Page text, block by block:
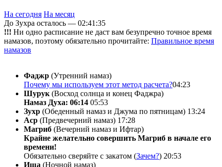
На сегодня На месяц
До Зухра осталось — 02:41:35
!!! Ни одно расписание не даст вам безупречно точное время
намазов, поэтому обязательно прочитайте: Правильное время
намазов
Фаджр (Утренний намаз)
Почему мы используем этот метод расчета?04:23
Шурук (Восход солнца и конец Фаджра)
Намаз Духа: 06:14 05:53
Зухр (Обеденный намаз и Джума по пятницам) 13:24
Аср (Предвечерний намаз) 17:28
Магриб (Вечерний намаз и Ифтар)
Крайне желательно совершить Магриб в начале его
времени!
Обязательно сверяйте с закатом (Зачем?) 20:53
Иша (Ночной намаз)